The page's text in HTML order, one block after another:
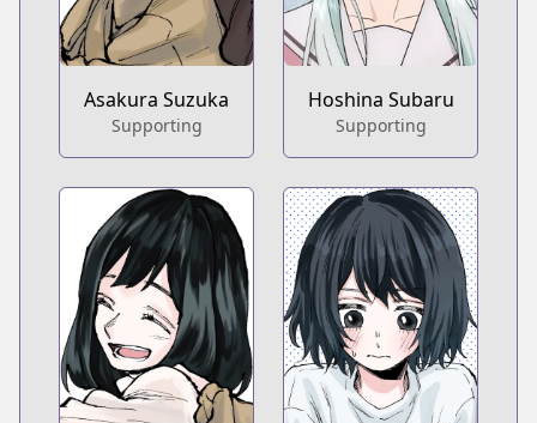
Asakura Suzuka
Supporting
Hoshina Subaru
Supporting